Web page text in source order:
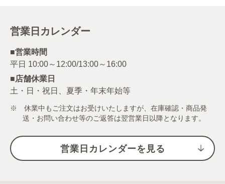
営業日カレンダー
■営業時間
■店舗休業日
土・日・祝日、夏季・年末年始等
※ 休業中もご注文はお受けいたしますが、在庫確認・商品発
送・お問い合わせ等のご返答は翌営業日以降となります。
営業日カレンダーを見る